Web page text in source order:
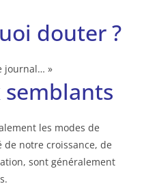
douter ?
journal… »
les modes de
notre croissance, de
sont généralement